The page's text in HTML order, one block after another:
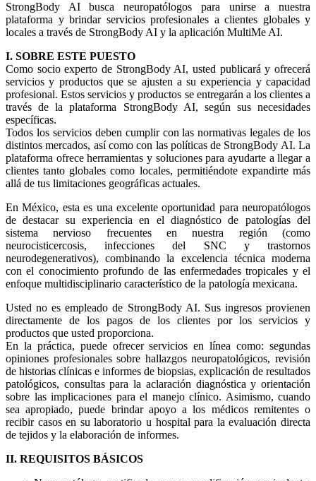
StrongBody AI busca neuropatólogos para unirse a nuestra
plataforma y brindar servicios profesionales a clientes globales y
locales a través de StrongBody AI y la aplicación MultiMe AI.
I. SOBRE ESTE PUESTO
Como socio experto de StrongBody AI, usted publicará y ofrecerá
servicios y productos que se ajusten a su experiencia y capacidad
profesional. Estos servicios y productos se entregarán a los clientes a
través de la plataforma StrongBody AI, según sus necesidades
específicas.
Todos los servicios deben cumplir con las normativas legales de los
distintos mercados, así como con las políticas de StrongBody AI. La
plataforma ofrece herramientas y soluciones para ayudarte a llegar a
clientes tanto globales como locales, permitiéndote expandirte más
allá de tus limitaciones geográficas actuales.
En México, esta es una excelente oportunidad para neuropatólogos
de destacar su experiencia en el diagnóstico de patologías del
sistema nervioso frecuentes en nuestra región (como
neurocisticercosis, infecciones del SNC y trastornos
neurodegenerativos), combinando la excelencia técnica moderna
con el conocimiento profundo de las enfermedades tropicales y el
enfoque multidisciplinario característico de la patología mexicana.
Usted no es empleado de StrongBody AI. Sus ingresos provienen
directamente de los pagos de los clientes por los servicios y
productos que usted proporciona.
En la práctica, puede ofrecer servicios en línea como: segundas
opiniones profesionales sobre hallazgos neuropatológicos, revisión
de historias clínicas e informes de biopsias, explicación de resultados
patológicos, consultas para la aclaración diagnóstica y orientación
sobre las implicaciones para el manejo clínico. Asimismo, cuando
sea apropiado, puede brindar apoyo a los médicos remitentes o
recibir casos en su laboratorio u hospital para la evaluación directa
de tejidos y la elaboración de informes.
II. REQUISITOS BÁSICOS